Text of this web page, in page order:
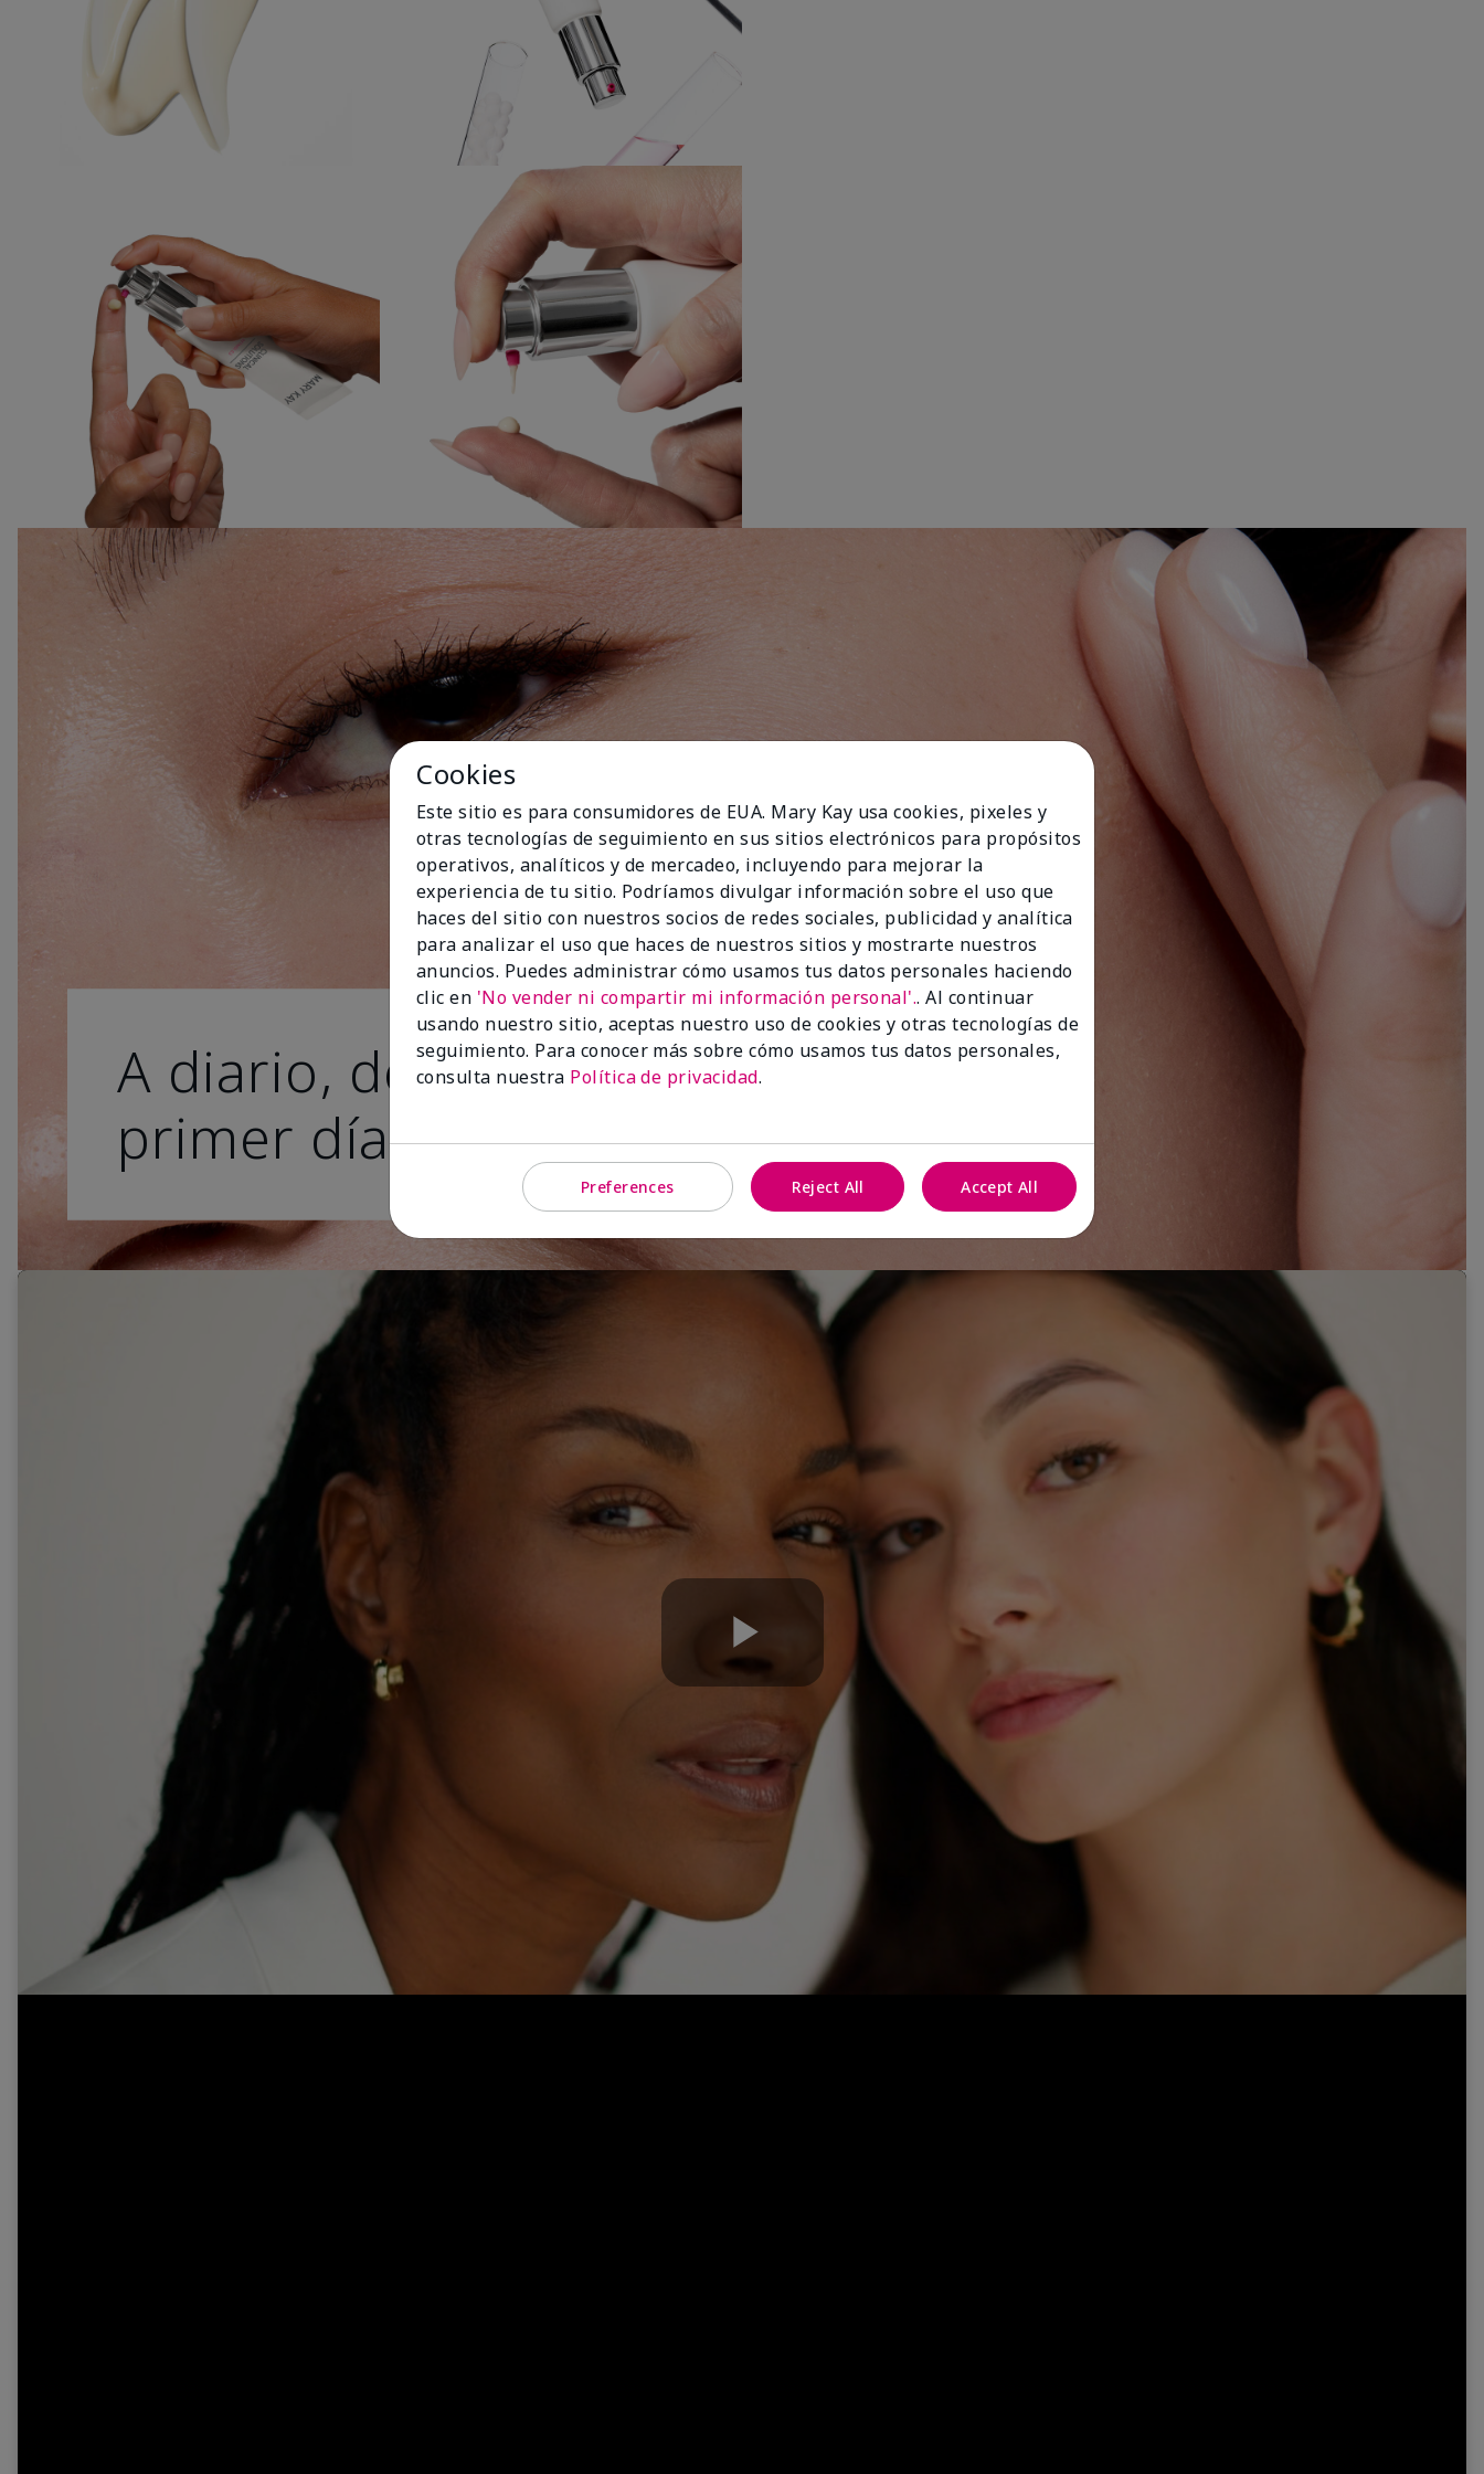
A diario, desde el
primer día.
Play
Video
Cookies
Este sitio es para consumidores de EUA. Mary Kay usa cookies, pixeles y
otras tecnologías de seguimiento en sus sitios electrónicos para propósitos
operativos, analíticos y de mercadeo, incluyendo para mejorar la
experiencia de tu sitio. Podríamos divulgar información sobre el uso que
haces del sitio con nuestros socios de redes sociales, publicidad y analítica
para analizar el uso que haces de nuestros sitios y mostrarte nuestros
anuncios. Puedes administrar cómo usamos tus datos personales haciendo
clic en 'No vender ni compartir mi información personal'.. Al continuar
usando nuestro sitio, aceptas nuestro uso de cookies y otras tecnologías de
seguimiento. Para conocer más sobre cómo usamos tus datos personales,
consulta nuestra Política de privacidad.
Preferences Reject All Accept All